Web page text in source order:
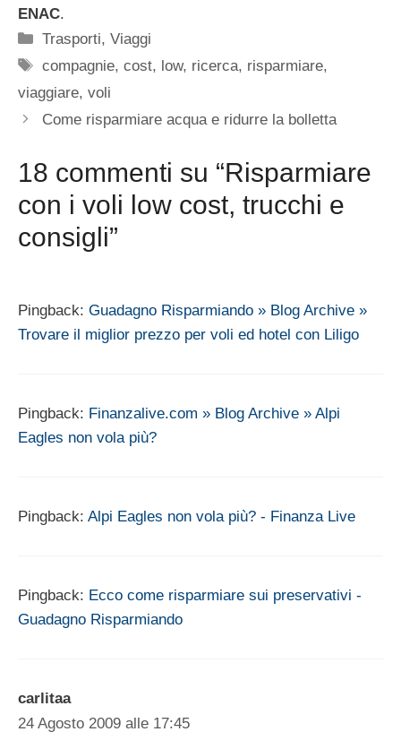
ENAC.
Categorie
Trasporti,Viaggi
Tag
compagnie,cost, low, ricerca, risparmiare,
viaggiare, voli
Come risparmiare acqua e ridurre la bolletta
18 commenti su “Risparmiare
con i voli low cost, trucchi e
consigli”
Pingback: Guadagno Risparmiando » Blog Archive »
Trovare il miglior prezzo per voli ed hotel con Liligo
Pingback: Finanzalive.com » Blog Archive » Alpi
Eagles non vola più?
Pingback: Alpi Eagles non vola più? - Finanza Live
Pingback: Ecco come risparmiare sui preservativi -
Guadagno Risparmiando
carlitaa
24 Agosto 2009 alle 17:45